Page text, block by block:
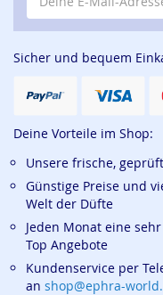
Sicher und bequem
Deine Vorteile im Shop:
Unsere frische,
Günstige Preise und
Welt der Düfte
Jeden Monat eine
Top Angebote
Kundenservice per
an shop@ephra-